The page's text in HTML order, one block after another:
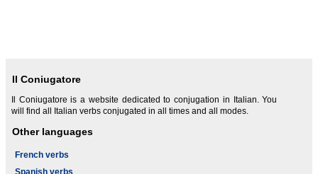
Il Coniugatore
Il Coniugatore is a website dedicated to conjugation in Italian. You
will find all Italian verbs conjugated in all times and all modes.
Other languages
French verbs
Spanish verbs